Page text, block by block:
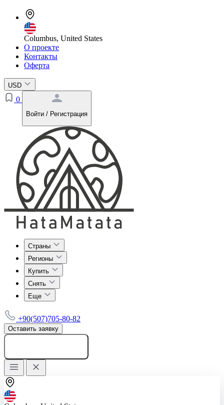
Columbus, United States
О проекте
Контакты
Оферта
USD
0
Войти / Регистрация
Страны
Регионы
Купить
Снять
Еще
+90(507)705-80-82
Оставить заявку